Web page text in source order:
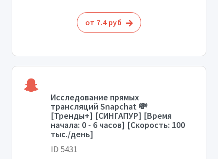
от 7.4 руб
Исследование прямых
трансляций Snapchat 💸
[Тренды+] [СИНГАПУР] [Время
начала: 0 - 6 часов] [Скорость: 100
тыс./день]
ID 5431